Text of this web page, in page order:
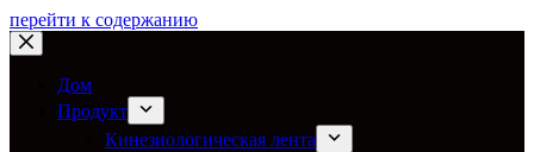
перейти к содержанию
Дом
Продукт
Кинезиологическая лента